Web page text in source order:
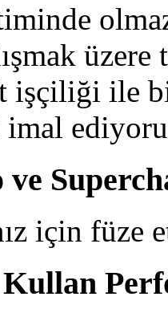
üzere
işçiliği ile
ve
için